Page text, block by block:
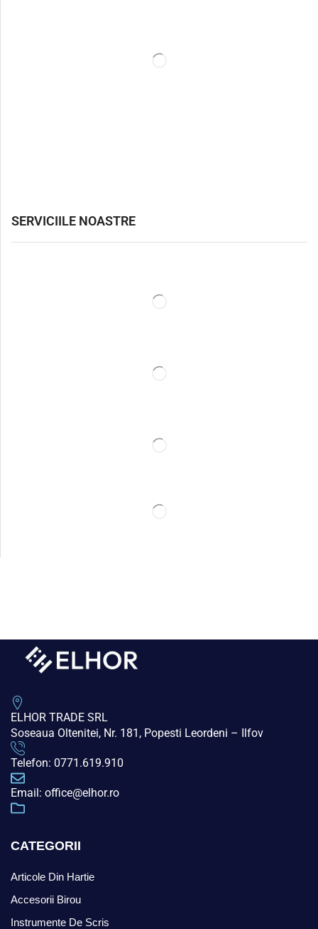
SERVICIILE NOASTRE
ELHOR TRADE SRL
Soseaua Oltenitei, Nr. 181, Popesti Leordeni – Ilfov
Telefon: 0771.619.910
Email: office@elhor.ro
CATEGORII
Articole Din Hartie
Accesorii Birou
Instrumente De Scris